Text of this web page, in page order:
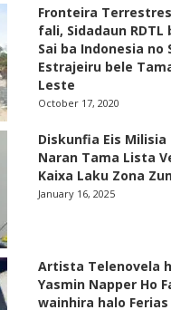
Fronteira Terrestres
fali, Sidadaun RDTL
Sai ba Indonesia no
Estrajeiru bele
Leste
October 17, 2020
Diskunfia Eis Milisia
Naran Tama Lista
Kaixa Laku Zona
January 16, 2025
Artista Telenovela
Yasmin Napper Ho
wainhira halo